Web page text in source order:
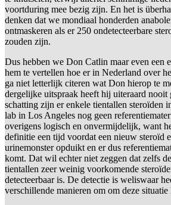
voortduring mee bezig zijn. En het is
denken dat we mondiaal honderden
ontmaskeren als er 250 ondetecteerbare
zouden zijn.
Dus hebben we Don Catlin maar even een
hem te vertellen hoe er in Nederland over
ga niet letterlijk citeren wat Don hierop te
dergelijke uitspraak heeft hij uiteraard nooit
schatting zijn er enkele tientallen steroïden
lab in Los Angeles nog geen
overigens logisch en onvermijdelijk, want
definitie een tijd voordat een nieuw steroïd
urinemonster opduikt en er dus
komt. Dat wil echter niet zeggen dat zelfs
tientallen zeer weinig voorkomende
detecteerbaar is. De detectie is weliswaar
verschillende manieren om om deze situatie